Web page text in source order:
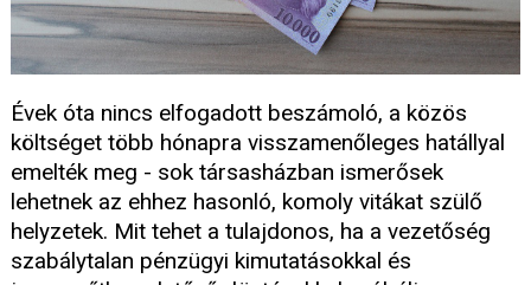
Évek óta nincs elfogadott beszámoló, a közös
költséget több hónapra visszamenőleges hatállyal
emelték meg - sok társasházban ismerősek
lehetnek az ehhez hasonló, komoly vitákat szülő
helyzetek. Mit tehet a tulajdonos, ha a vezetőség
szabálytalan pénzügyi kimutatásokkal és